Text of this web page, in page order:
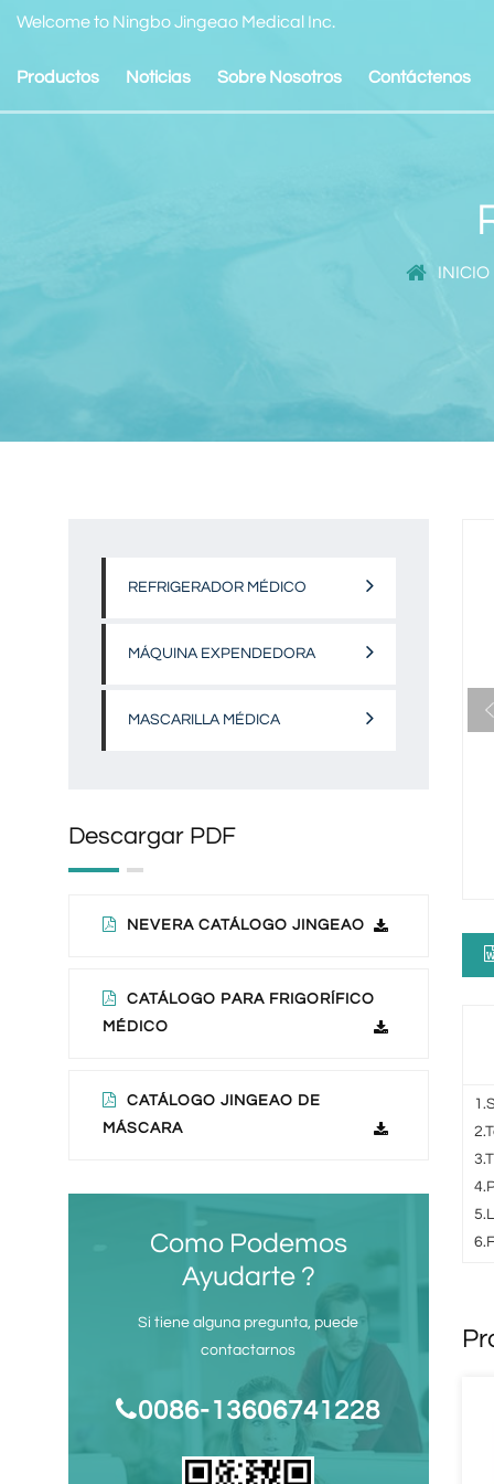
Welcome to Ningbo Jingeao Medical Inc.
Productos Noticias Sobre Nosotros Contáctenos
INICIO
REFRIGERADOR MÉDICO
MÁQUINA EXPENDEDORA
MASCARILLA MÉDICA
Descargar PDF
NEVERA CATÁLOGO JINGEAO
CATÁLOGO PARA FRIGORÍFICO
MÉDICO
CATÁLOGO JINGEAO DE
MÁSCARA
Como Podemos
Ayudarte ?
Si tiene alguna pregunta, puede
contactarnos
0086-13606741228